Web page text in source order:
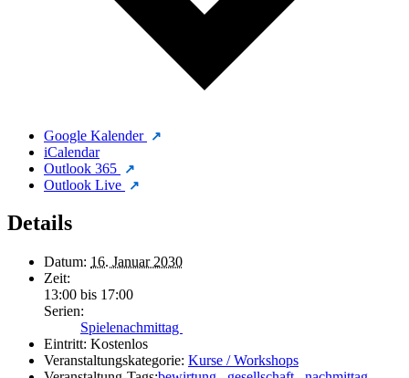
Google Kalender
iCalendar
Outlook 365
Outlook Live
Details
Datum: 16. Januar 2030
Zeit:
13:00 bis 17:00
Serien:
Spielenachmittag
Eintritt: Kostenlos
Veranstaltungskategorie: Kurse / Workshops